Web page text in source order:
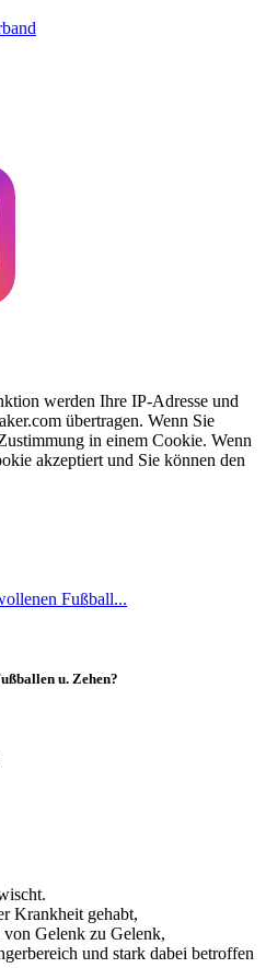
werden Ihre IP-Adresse und
übertragen. Wenn Sie
in einem Cookie. Wenn
akzeptiert und Sie können den
Fußball...
u. Zehen?
Krankheit gehabt,
Gelenk zu Gelenk,
und stark dabei betroffen